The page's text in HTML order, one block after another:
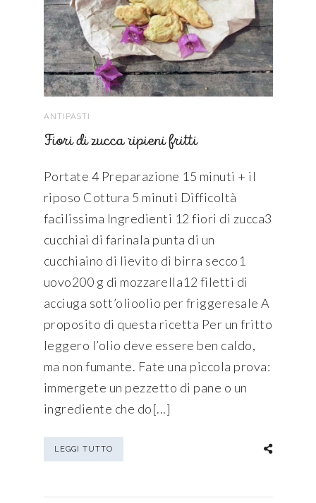
ANTIPASTI
Fiori di zucca ripieni fritti
Portate 4 Preparazione 15 minuti + il
riposo Cottura 5 minuti Difficoltà
facilissima Ingredienti 12 fiori di zucca3
cucchiai di farinala punta di un
cucchiaino di lievito di birra secco1
uovo200 g di mozzarella12 filetti di
acciuga sott’olioolio per friggeresale A
proposito di questa ricetta Per un fritto
leggero l’olio deve essere ben caldo,
ma non fumante. Fate una piccola prova:
immergete un pezzetto di pane o un
ingrediente che do[...]
LEGGI TUTTO